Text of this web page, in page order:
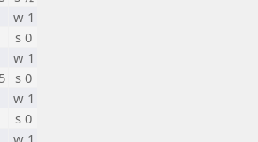
w 1
s 0
w 1
s 0
w 1
s 0
w 1